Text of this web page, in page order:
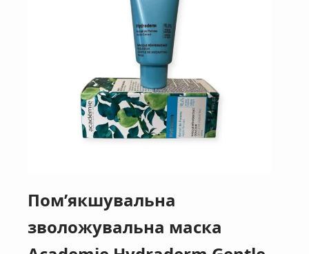
Пом’якшувальна
зволожувальна маска